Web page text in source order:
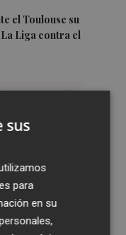
el Toulouse su
Liga contra el
sus
para
en su